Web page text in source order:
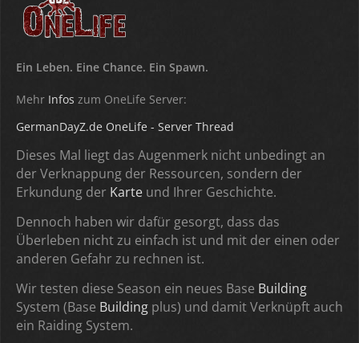
Ein Leben. Eine Chance. Ein Spawn.
Mehr Infos zum OneLife Server:
GermanDayZ.de OneLife - Server Thread
Dieses Mal liegt das Augenmerk nicht unbedingt an
der Verknappung der Ressourcen, sondern der
Erkundung der Karte und Ihrer Geschichte.
Dennoch haben wir dafür gesorgt, dass das
Überleben nicht zu einfach ist und mit der einen oder
anderen Gefahr zu rechnen ist.
Wir testen diese Season ein neues Base Building
System (Base Building plus) und damit Verknüpft auch
ein Raiding System.